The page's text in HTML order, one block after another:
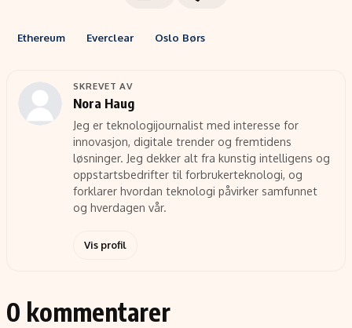
Ethereum Everclear Oslo Børs
SKREVET AV
Nora Haug
Jeg er teknologijournalist med interesse for
innovasjon, digitale trender og fremtidens
løsninger. Jeg dekker alt fra kunstig intelligens og
oppstartsbedrifter til forbrukerteknologi, og
forklarer hvordan teknologi påvirker samfunnet
og hverdagen vår.
Vis profil
0 kommentarer